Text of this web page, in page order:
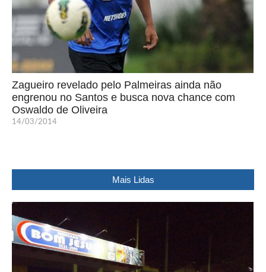
Zagueiro revelado pelo Palmeiras ainda não
engrenou no Santos e busca nova chance com
Oswaldo de Oliveira
14/03/2014
Mais Lidas